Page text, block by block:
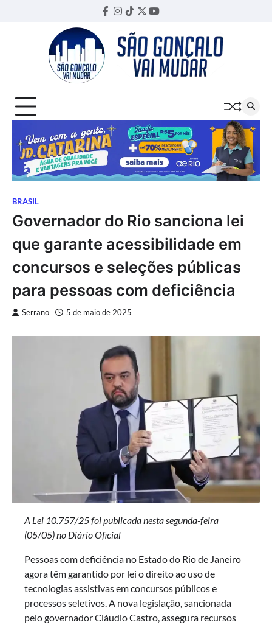
Facebook
Instagram
TikTok
TwitterYouTube
BRASIL
Governador do Rio sanciona lei
que garante acessibilidade em
concursos e seleções públicas
para pessoas com deficiência
Serrano 5 de maio de 2025
A Lei 10.757/25 foi publicada nesta segunda-feira
(05/05) no Diário Oficial
Pessoas com deficiência no Estado do Rio de Janeiro
agora têm garantido por lei o direito ao uso de
tecnologias assistivas em concursos públicos e
processos seletivos. A nova legislação, sancionada
pelo governador Cláudio Castro, assegura recursos